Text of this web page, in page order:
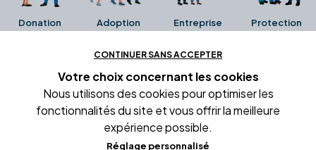
Donation Adoption Entreprise Protection
Ces avis proviennent directement de la fiche Google
Business de l'office notarial. Ils n'ont ni été collectés ni
été vérifiés par Alexia.fr.
CONTINUER SANS ACCEPTER
Votre choix concernant les cookies
Nous utilisons des cookies pour optimiser les
fonctionnalités du site et vous offrir la meilleure
expérience possible.
Réglage personnalisé